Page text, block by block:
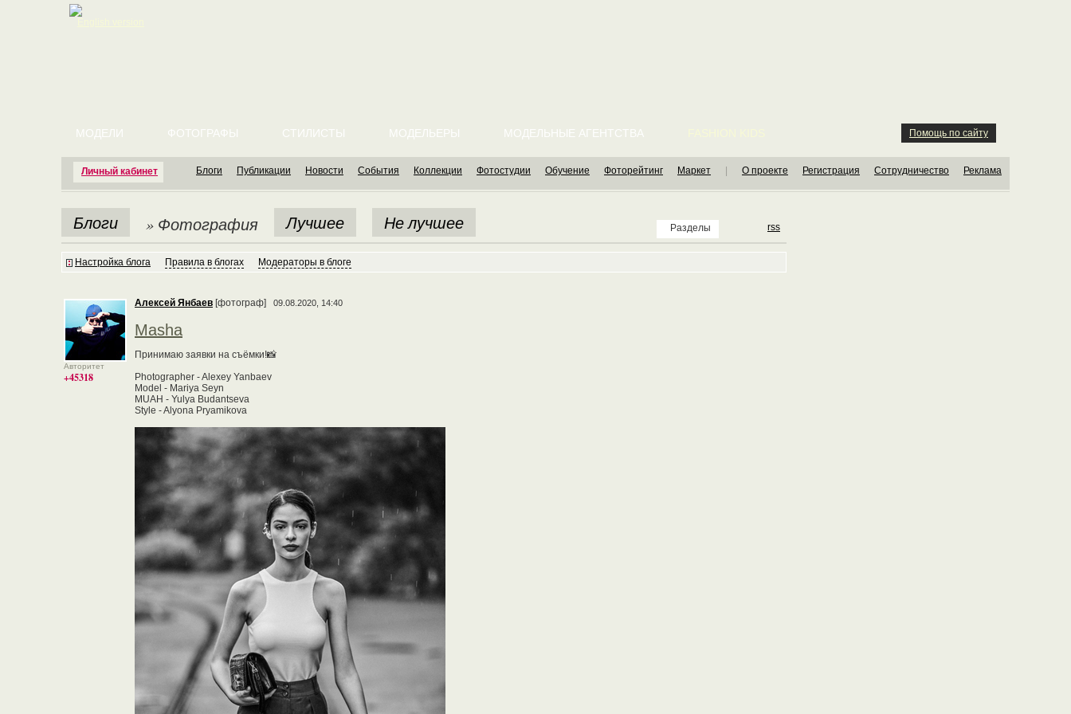
Личный кабинет
МОДЕЛИ ФОТОГРАФЫ СТИЛИСТЫ МОДЕЛЬЕРЫ МОДЕЛЬНЫЕ АГЕНТСТВА Помощь по сайту
Блоги Публикации Новости События Коллекции Фотостудии Обучение Фоторейтинг Маркет О проекте Регистрация Сотрудничество Реклама
Разделы rss
Блоги » Фотография Лучшее Не лучшее
Настройка блога Правила в блогах Модераторы в блоге
Авторитет
+45318
Алексей Янбаев [фотограф] 09.08.2020, 14:40
Masha
Принимаю заявки на съёмки!📸
Photographer - Alexey Yanbaev
Model - Mariya Seyn
MUAH - Yulya Budantseva
Style - Alyona Pryamikova